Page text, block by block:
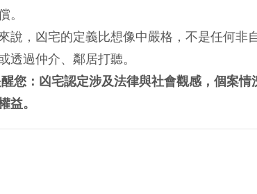
。
說，凶宅的定義比想像中嚴格，不是任何非
透過仲介、鄰居打聽。
您：凶宅認定涉及法律與社會觀感，個案
益。